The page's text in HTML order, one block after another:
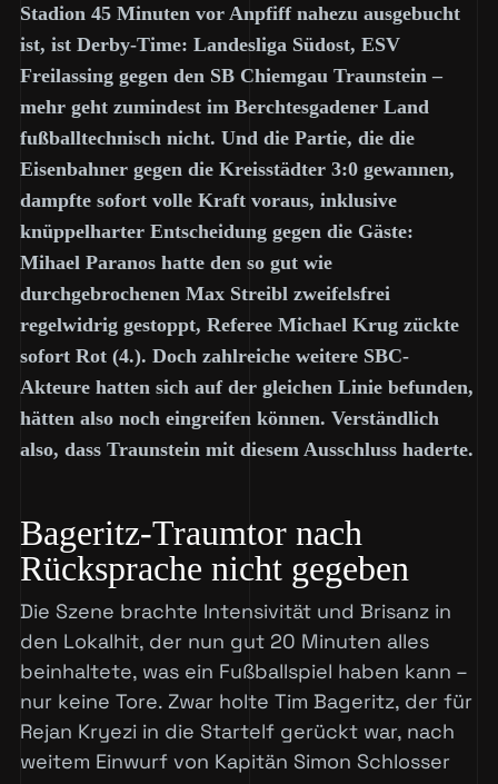
Stadion 45 Minuten vor Anpfiff nahezu ausgebucht
ist, ist Derby-Time: Landesliga Südost, ESV
Freilassing gegen den SB Chiemgau Traunstein –
mehr geht zumindest im Berchtesgadener Land
fußballtechnisch nicht. Und die Partie, die die
Eisenbahner gegen die Kreisstädter 3:0 gewannen,
dampfte sofort volle Kraft voraus, inklusive
knüppelharter Entscheidung gegen die Gäste:
Mihael Paranos hatte den so gut wie
durchgebrochenen Max Streibl zweifelsfrei
regelwidrig gestoppt, Referee Michael Krug zückte
sofort Rot (4.). Doch zahlreiche weitere SBC-
Akteure hatten sich auf der gleichen Linie befunden,
hätten also noch eingreifen können. Verständlich
also, dass Traunstein mit diesem Ausschluss haderte.
Bageritz-Traumtor nach
Rücksprache nicht gegeben
Die Szene brachte Intensivität und Brisanz in
den Lokalhit, der nun gut 20 Minuten alles
beinhaltete, was ein Fußballspiel haben kann –
nur keine Tore. Zwar holte Tim Bageritz, der für
Rejan Kryezi in die Startelf gerückt war, nach
weitem Einwurf von Kapitän Simon Schlosser